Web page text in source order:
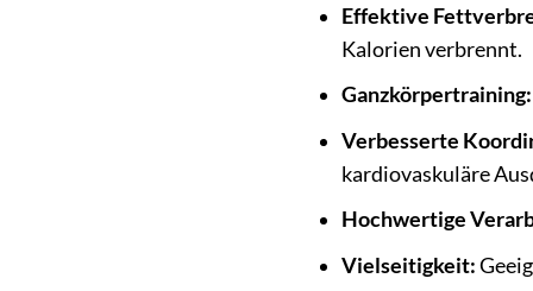
Effektive
Kalorien verbrennt.
Ganzkörpertraining:
Verbesserte
kardiovaskuläre
Hochwertige
Vielseitigkeit: